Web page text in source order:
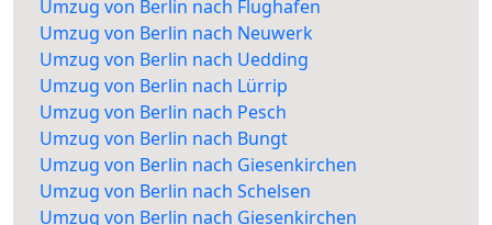
Umzug von Berlin nach Flughafen
Umzug von Berlin nach Neuwerk
Umzug von Berlin nach Uedding
Umzug von Berlin nach Lürrip
Umzug von Berlin nach Pesch
Umzug von Berlin nach Bungt
Umzug von Berlin nach Giesenkirchen
Umzug von Berlin nach Schelsen
Umzug von Berlin nach Giesenkirchen